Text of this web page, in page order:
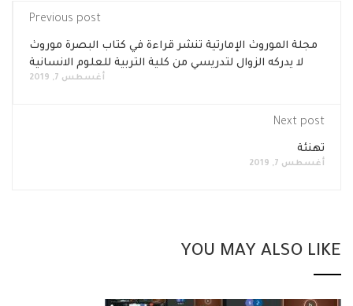
Previous post
مجلة الموروث الإمارتية تنشر قراءة في كتاب البصرة موروث
لا يدركه الزوال لتدريسي من كلية التربية للعلوم الانسانية
أغسطس 7, 2019
Next post
تهنئة
أغسطس 7, 2019
YOU MAY ALSO LIKE